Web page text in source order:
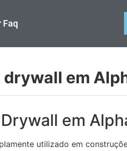
Faq
em
em
utilizado em